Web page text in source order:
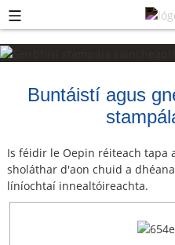
Buntáistí agus
Is féidir le Oepin réiteach tapa
sholáthar d'aon chuid a
líníochtaí innealtóireachta.